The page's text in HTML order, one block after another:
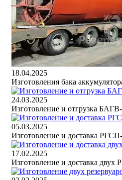
18.04.2025
Изготовления бака
24.03.2025
Изготовление и отгрузка
05.03.2025
Изготовление и доставка
17.02.2025
Изготовление и доставка двух